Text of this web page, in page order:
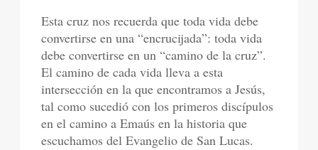
Esta cruz nos recuerda que toda vida debe
convertirse en una “encrucijada”: toda vida
debe convertirse en un “camino de la cruz”.
El camino de cada vida lleva a esta
intersección en la que encontramos a Jesús,
tal como sucedió con los primeros discípulos
en el camino a Emaús en la historia que
escuchamos del Evangelio de San Lucas.